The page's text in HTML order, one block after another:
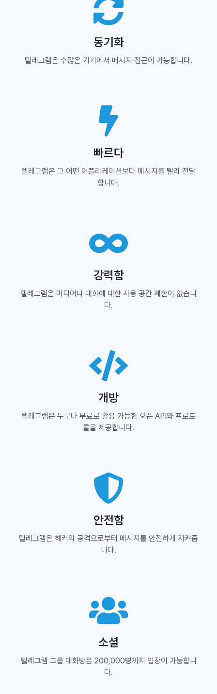
동기화
텔레그램은 수많은 기기에서 메시지 접근이 가능합니다.
빠르다
텔레그램은 그 어떤 어플리케이션보다 메시지를 빨리 전달
합니다.
강력함
텔레그램은 미디어나 대화에 대한 사용 공간 제한이 없습니
다.
개방
텔레그램은 누구나 무료로 활용 가능한 오픈 API와 프로토
콜을 제공합니다.
안전함
텔레그램은 해커의 공격으로부터 메시지를 안전하게 지켜줍
니다.
소셜
텔레그램 그룹 대화방은 200,000명까지 입장이 가능합니
다.